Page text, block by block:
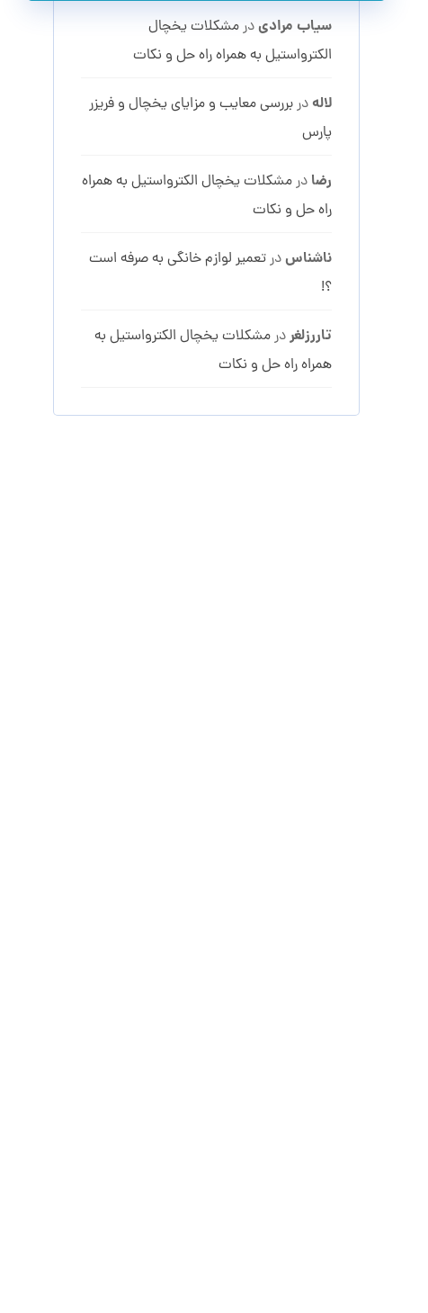
سیاب مرادیدرمشکلات یخچال
الکترواستیل به همراه راه حل و نکات
لالهدربررسی معایب و مزایای یخچال و فریزر
پارس
رضا درمشکلات یخچال الکترواستیل به همراه
راه حل و نکات
ناشناسدرتعمیر لوازم خانگی به صرفه است
؟!
تاررزلغردرمشکلات یخچال الکترواستیل به
همراه راه حل و نکات